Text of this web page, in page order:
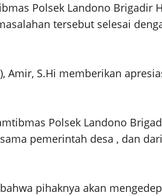
Polsek Landono
tersebut selesai
Amir, S.Hi memberikan
Polsek Landono
pemerintah desa , dan
pihaknya akan